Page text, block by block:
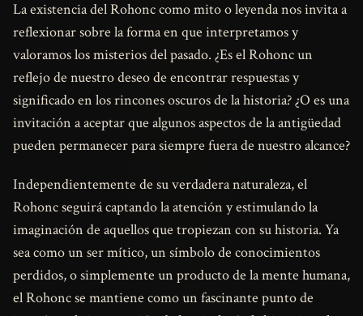
La existencia del Rohonc como mito o leyenda nos invita a
reflexionar sobre la forma en que interpretamos y
valoramos los misterios del pasado. ¿Es el Rohonc un
reflejo de nuestro deseo de encontrar respuestas y
significado en los rincones oscuros de la historia? ¿O es una
invitación a aceptar que algunos aspectos de la antigüedad
pueden permanecer para siempre fuera de nuestro alcance?
Independientemente de su verdadera naturaleza, el
Rohonc seguirá captando la atención y estimulando la
imaginación de aquellos que tropiezan con su historia. Ya
sea como un ser mítico, un símbolo de conocimientos
perdidos, o simplemente un producto de la mente humana,
el Rohonc se mantiene como un fascinante punto de